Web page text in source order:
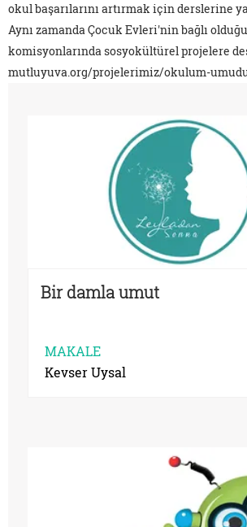
okul başarılarını artırmak için derslerine
Aynı zamanda Çocuk Evleri'nin bağlı
komisyonlarında sosyokültürel projelere
mutluyuva.org/projelerimiz/okulum-
Bir damla umut
MAKALE
Kevser Uysal